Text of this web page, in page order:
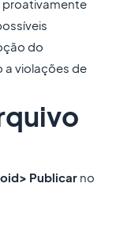
proativamente
do
a violações de
Publicar no